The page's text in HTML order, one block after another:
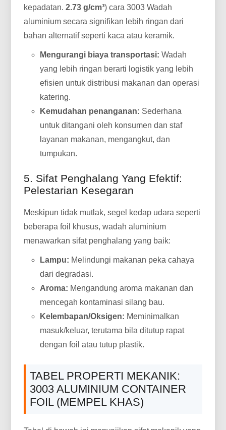
kepadatan.2.73 g/cm³) cara 3003 Wadah
aluminium secara signifikan lebih ringan dari
bahan alternatif seperti kaca atau keramik.
Mengurangi biaya transportasi: Wadah
yang lebih ringan berarti logistik yang lebih
efisien untuk distribusi makanan dan operasi
katering.
Kemudahan penanganan: Sederhana
untuk ditangani oleh konsumen dan staf
layanan makanan, mengangkut, dan
tumpukan.
5. Sifat Penghalang Yang Efektif:
Pelestarian Kesegaran
Meskipun tidak mutlak, segel kedap udara seperti
beberapa foil khusus, wadah aluminium
menawarkan sifat penghalang yang baik:
Lampu: Melindungi makanan peka cahaya
dari degradasi.
Aroma: Mengandung aroma makanan dan
mencegah kontaminasi silang bau.
Kelembapan/Oksigen: Meminimalkan
masuk/keluar, terutama bila ditutup rapat
dengan foil atau tutup plastik.
TABEL PROPERTI MEKANIK:
3003 ALUMINIUM CONTAINER
FOIL (MEMPEL KHAS)